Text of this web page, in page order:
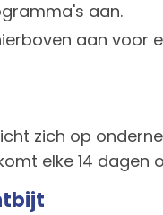
aan.
aan voor
zich op
elke 14 dagen